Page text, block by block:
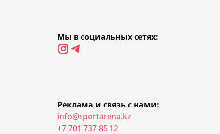
"Барановичей"
23:34, 06 августа 2026
Мы в социальных сетях:
Реклама и связь с нами:
info@sportarena.kz
+7 701 737 85 12